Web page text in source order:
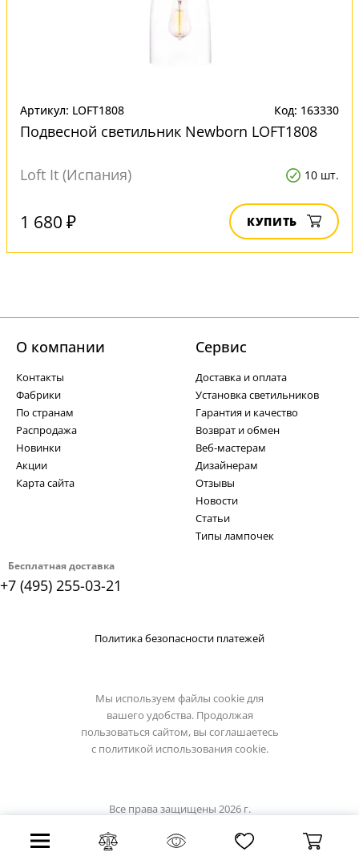
Артикул: LOFT1808 Код: 163330
Подвесной светильник Newborn LOFT1808
Loft It (Испания) 10 шт.
1 680 ₽ КУПИТЬ
Бесплатная доставка
+7 (495) 255-03-21
О компании
Контакты
Фабрики
По странам
Распродажа
Новинки
Акции
Карта сайта
Cервис
Доставка и оплата
Установка светильников
Гарантия и качество
Возврат и обмен
Веб-мастерам
Дизайнерам
Отзывы
Новости
Статьи
Типы лампочек
Политика безопасности платежей
Мы используем файлы cookie для
вашего удобства. Продолжая
пользоваться сайтом, вы соглашаетесь
с политикой использования cookie.
Все права защищены 2026 г.